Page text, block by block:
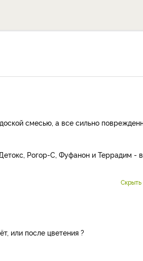
смесью, а все сильно
Рогор-С, Фуфанон и Террадим -
или после цветения ?